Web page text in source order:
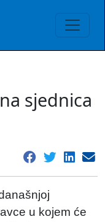
sjednica
u kojem će